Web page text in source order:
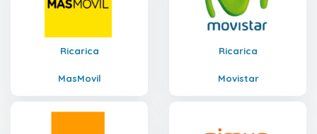
Ricarica
MasMovil
Ricarica
Movistar